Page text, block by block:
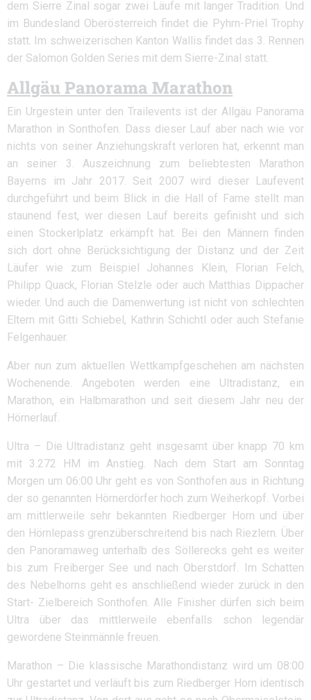
dem Sierre Zinal sogar zwei Läufe mit langer Tradition. Und
im Bundesland Oberösterreich findet die Pyhrn-Priel Trophy
statt. Im schweizerischen Kanton Wallis findet das 3. Rennen
der Salomon Golden Series mit dem Sierre-Zinal statt.
Allgäu Panorama Marathon
Ein Urgestein unter den Trailevents ist der Allgäu Panorama
Marathon in Sonthofen. Dass dieser Lauf aber nach wie vor
nichts von seiner Anziehungskraft verloren hat, erkennt man
an seiner 3. Auszeichnung zum beliebtesten Marathon
Bayerns im Jahr 2017. Seit 2007 wird dieser Laufevent
durchgeführt und beim Blick in die Hall of Fame stellt man
staunend fest, wer diesen Lauf bereits gefinisht und sich
einen Stockerlplatz erkämpft hat. Bei den Männern finden
sich dort ohne Berücksichtigung der Distanz und der Zeit
Läufer wie zum Beispiel Johannes Klein, Florian Felch,
Philipp Quack, Florian Stelzle oder auch Matthias Dippacher
wieder. Und auch die Damenwertung ist nicht von schlechten
Eltern mit Gitti Schiebel, Kathrin Schichtl oder auch Stefanie
Felgenhauer.
Aber nun zum aktuellen Wettkampfgeschehen am nächsten
Wochenende. Angeboten werden eine Ultradistanz, ein
Marathon, ein Halbmarathon und seit diesem Jahr neu der
Hörnerlauf.
Ultra – Die Ultradistanz geht insgesamt über knapp 70 km
mit 3.272 HM im Anstieg. Nach dem Start am Sonntag
Morgen um 06:00 Uhr geht es von Sonthofen aus in Richtung
der so genannten Hörnerdörfer hoch zum Weiherkopf. Vorbei
am mittlerweile sehr bekannten Riedberger Horn und über
den Hörnlepass grenzüberschreitend bis nach Riezlern. Über
den Panoramaweg unterhalb des Söllerecks geht es weiter
bis zum Freiberger See und nach Oberstdorf. Im Schatten
des Nebelhorns geht es anschließend wieder zurück in den
Start- Zielbereich Sonthofen. Alle Finisher dürfen sich beim
Ultra über das mittlerweile ebenfalls schon legendär
gewordene Steinmännle freuen.
Marathon – Die klassische Marathondistanz wird um 08:00
Uhr gestartet und verläuft bis zum Riedberger Horn identisch